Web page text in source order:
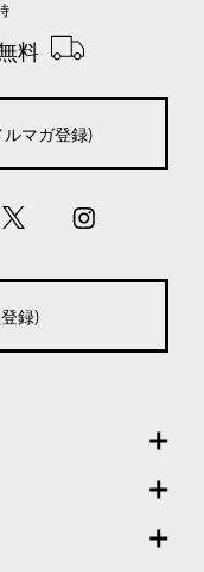
料
マガ登録)
録)